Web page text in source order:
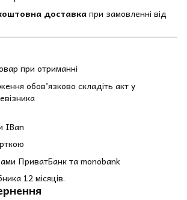
доставкапри замовленні від
при отриманні
обов’язково складіть акт у
IBan
ПриватБанк та monobank
12 місяців.